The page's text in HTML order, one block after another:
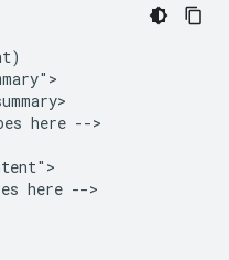
here -->
here -->